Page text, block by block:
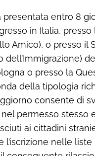
presentata entro 8
in Italia, presso
Amico), o presso il
dell’Immigrazione)
o presso la
della tipologia
consente di
permesso stesso e
ai cittadini
l’iscrizione nelle liste